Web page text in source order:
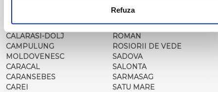
Refuza
CALARASI-CL
CALARASI-DOLJ
CAMPULUNG
MOLDOVENESC
CARACAL
CARANSEBES
CAREI
REGHIN
RESITA
RM. VALCEA
ROMAN
ROSIORII DE VEDE
SADOVA
SALONTA
SARMASAG
SATU MARE